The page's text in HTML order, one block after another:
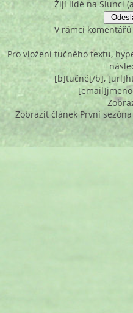
Žijí lidé na Slunci
V rámci
Pro vložení tučného textu,
[b]tučné[/b],
Zobrazit článek První